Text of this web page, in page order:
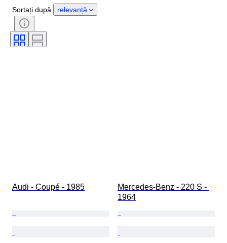
Tipul de carburant
CoC (certificat de conformitate)
Stare (Mecanică)
Stare (Cadru și Partea de jos)
Sortați după relevanță
Audi - Coupé - 1985
Mercedes-Benz - 220 S -
1964